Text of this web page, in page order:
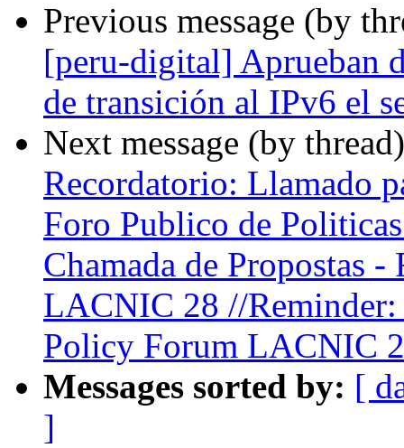
Previous message (by
[peru-digital] Aprueban
de transición al IPv6 el
Next message (by
Recordatorio: Llamado
Foro Publico de
Chamada de Propostas
LACNIC 28 //
Policy Forum LACNIC
Messages sorted by: [
]